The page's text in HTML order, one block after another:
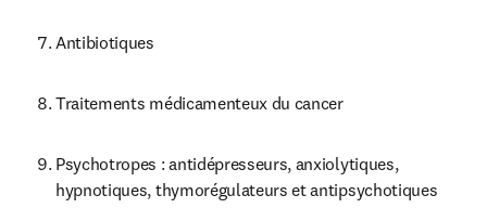
Antibiotiques
Traitements médicamenteux du cancer
Psychotropes : antidépresseurs, anxiolytiques,
hypnotiques, thymorégulateurs et antipsychotiques